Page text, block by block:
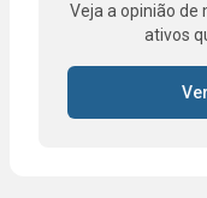
Veja a opinião de
ativos